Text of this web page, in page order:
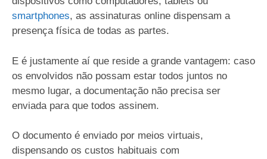
smartphones, as assinaturas online dispensam a
presença física de todas as partes.
E é justamente aí que reside a grande vantagem: caso
os envolvidos não possam estar todos juntos no
mesmo lugar, a documentação não precisa ser
enviada para que todos assinem.
O documento é enviado por meios virtuais,
dispensando os custos habituais com